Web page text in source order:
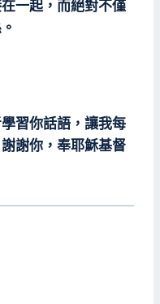
一起，而絕對不僅
習你話語，讓我每
謝你，奉耶穌基督